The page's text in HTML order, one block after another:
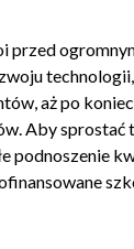
przed
aż po
Aby sprostać
podnoszenie